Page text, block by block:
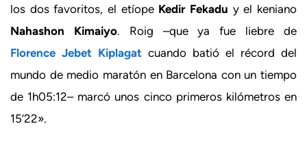
los dos favoritos, el etíope Kedir Fekadu y el keniano
Nahashon Kimaiyo. Roig –que ya fue liebre de
Florence Jebet Kiplagat cuando batió el récord del
mundo de medio maratón en Barcelona con un tiempo
de 1h05:12– marcó unos cinco primeros kilómetros en
15’22».